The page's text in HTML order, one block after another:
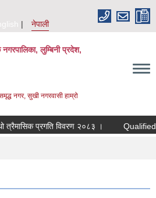
नेपाली
लुम्बिनी प्रदेश,
नगर, सुखी नगरवासी हाम्रो
चौथो त्रैमासिक प्रगति विवरण २०८३ । Qualified